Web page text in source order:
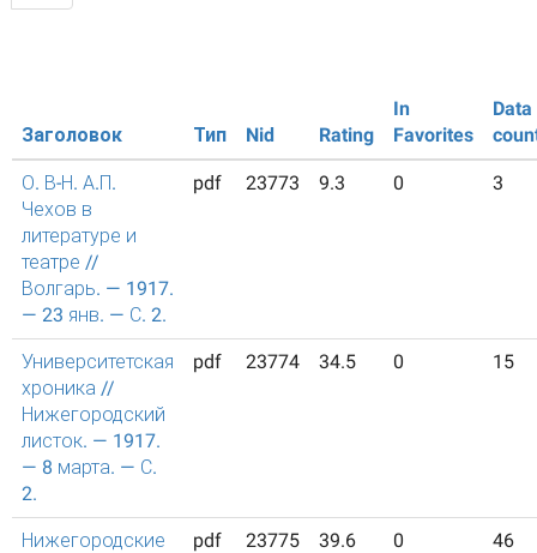
Заголовок Тип Nid Rating
In
Favorites
Data
О. В-Н. А.П.
Чехов в
литературе и
театре //
Волгарь. — 1917.
— 23 янв. — С. 2.
pdf 23773 9.3 0 3
Университетская
хроника //
Нижегородский
листок. — 1917.
— 8 марта. — С.
2.
pdf 23774 34.5 0 15
Нижегородские
pdf 23775 39.6 0 46